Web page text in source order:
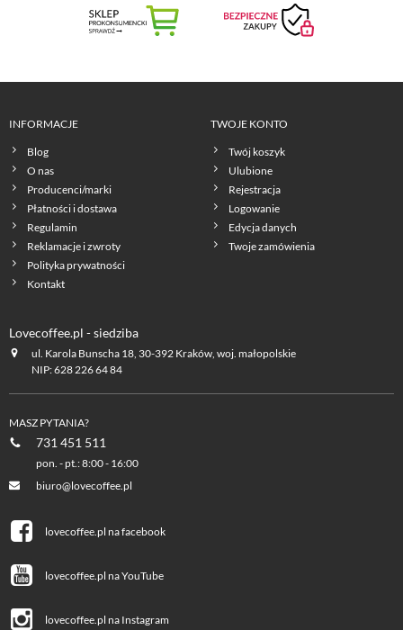
INFORMACJE
Blog
O nas
Producenci/marki
Płatności i dostawa
Regulamin
Reklamacje i zwroty
Polityka prywatności
Kontakt
TWOJE KONTO
Twój koszyk
Ulubione
Rejestracja
Logowanie
Edycja danych
Twoje zamówienia
Lovecoffee.pl - siedziba
ul. Karola Bunscha 18, 30-392 Kraków, woj. małopolskie
NIP: 628 226 64 84
MASZ PYTANIA?
731 451 511
pon. - pt.: 8:00 - 16:00
biuro@lovecoffee.pl
lovecoffee.pl na facebook
lovecoffee.pl na YouTube
lovecoffee.pl na Instagram